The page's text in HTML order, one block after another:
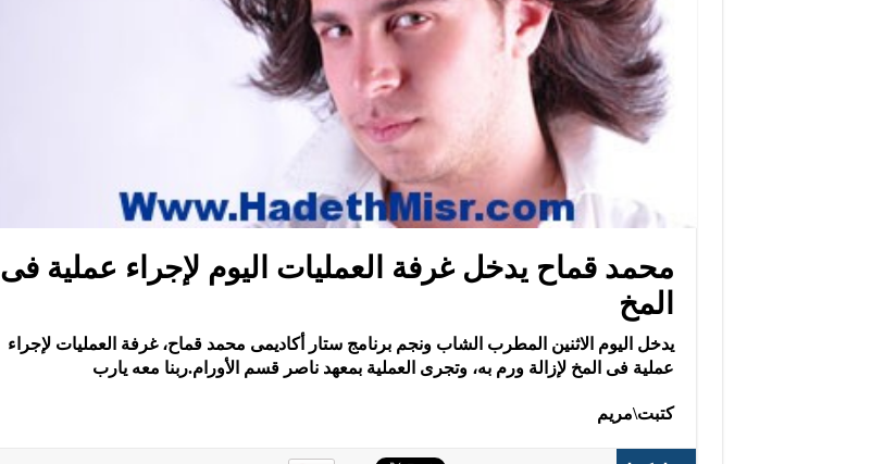
محمد قماح يدخل غرفة العمليات اليوم لإجراء عملية فى
المخ
يدخل اليوم الاثنين المطرب الشاب ونجم برنامج ستار أكاديمى محمد قماح، غرفة العمليات لإجراء
عملية فى المخ لإزالة ورم به، وتجرى العملية بمعهد ناصر قسم الأورام.ربنا معه يارب
كتبت\مريم